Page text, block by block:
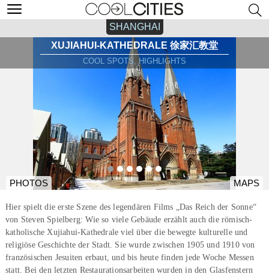
SHANGHAI
XUJIAHUI-KATHEDRALE 徐家汇教堂
COOL SPOTS, HIGHLIGHTS
PHOTOS MAPS
Hier spielt die erste Szene des legendären Films „Das Reich der Sonne“
von Steven Spielberg: Wie so viele Gebäude erzählt auch die römisch-
katholische Xujiahui-Kathedrale viel über die bewegte kulturelle und
religiöse Geschichte der Stadt. Sie wurde zwischen 1905 und 1910 von
französischen Jesuiten erbaut, und bis heute finden jede Woche Messen
statt. Bei den letzten Restaurationsarbeiten wurden in den Glasfenstern